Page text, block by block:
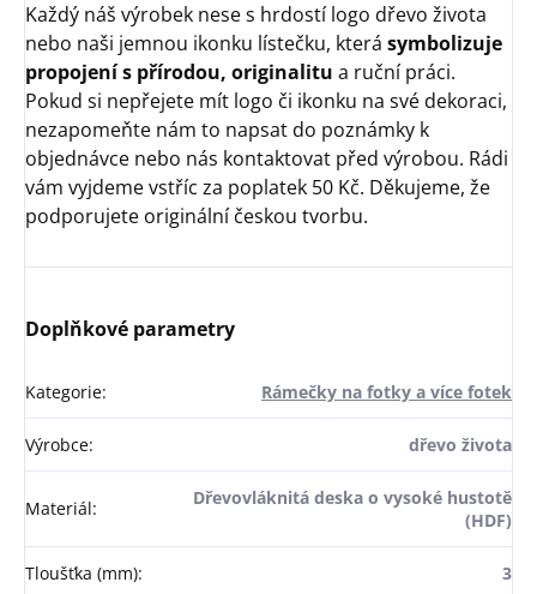
Každý náš výrobek nese s hrdostí logo dřevo života
nebo naši jemnou ikonku lístečku, která symbolizuje
propojení s přírodou, originalitu a ruční práci.
Pokud si nepřejete mít logo či ikonku na své dekoraci,
nezapomeňte nám to napsat do poznámky k
objednávce nebo nás kontaktovat před výrobou. Rádi
vám vyjdeme vstříc za poplatek 50 Kč. Děkujeme, že
podporujete originální českou tvorbu.
Doplňkové parametry
Kategorie: Rámečky na fotky a více fotek
Výrobce: dřevo života
Materiál:
Dřevovláknitá deska o vysoké hustotě
(HDF)
Tloušťka (mm): 3